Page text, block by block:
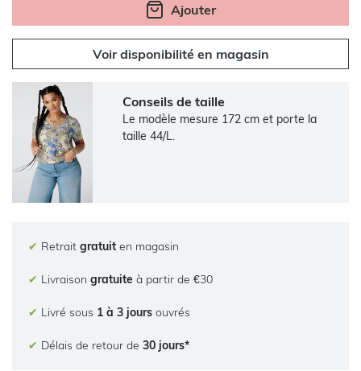
Ajouter
Voir disponibilité en magasin
Conseils de taille
Le modèle mesure 172 cm et porte la
taille 44/L.
✔ Retrait gratuit en magasin
✔ Livraison gratuite à partir de €30
✔ Livré sous 1 à 3 jours ouvrés
✔ Délais de retour de 30 jours*